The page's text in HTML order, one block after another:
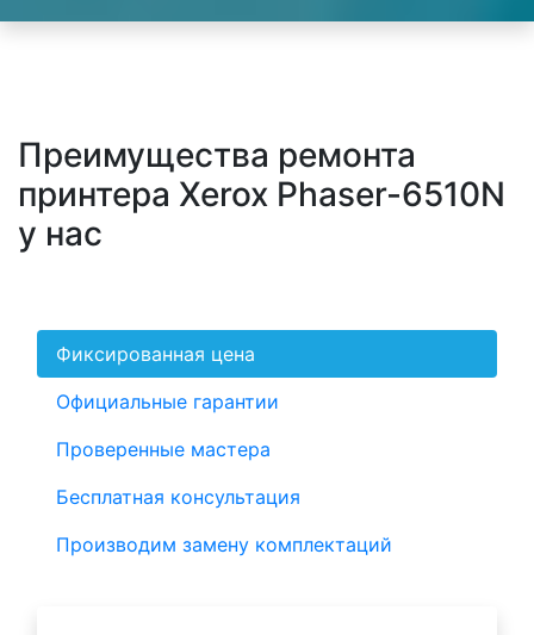
Преимущества ремонта
принтера Xerox Phaser-6510N
у нас
Фиксированная цена
Официальные гарантии
Проверенные мастера
Бесплатная консультация
Производим замену комплектаций